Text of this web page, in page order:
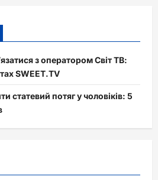
з оператором Світ ТВ:
SWEET.TV
статевий потяг у чоловіків: 5